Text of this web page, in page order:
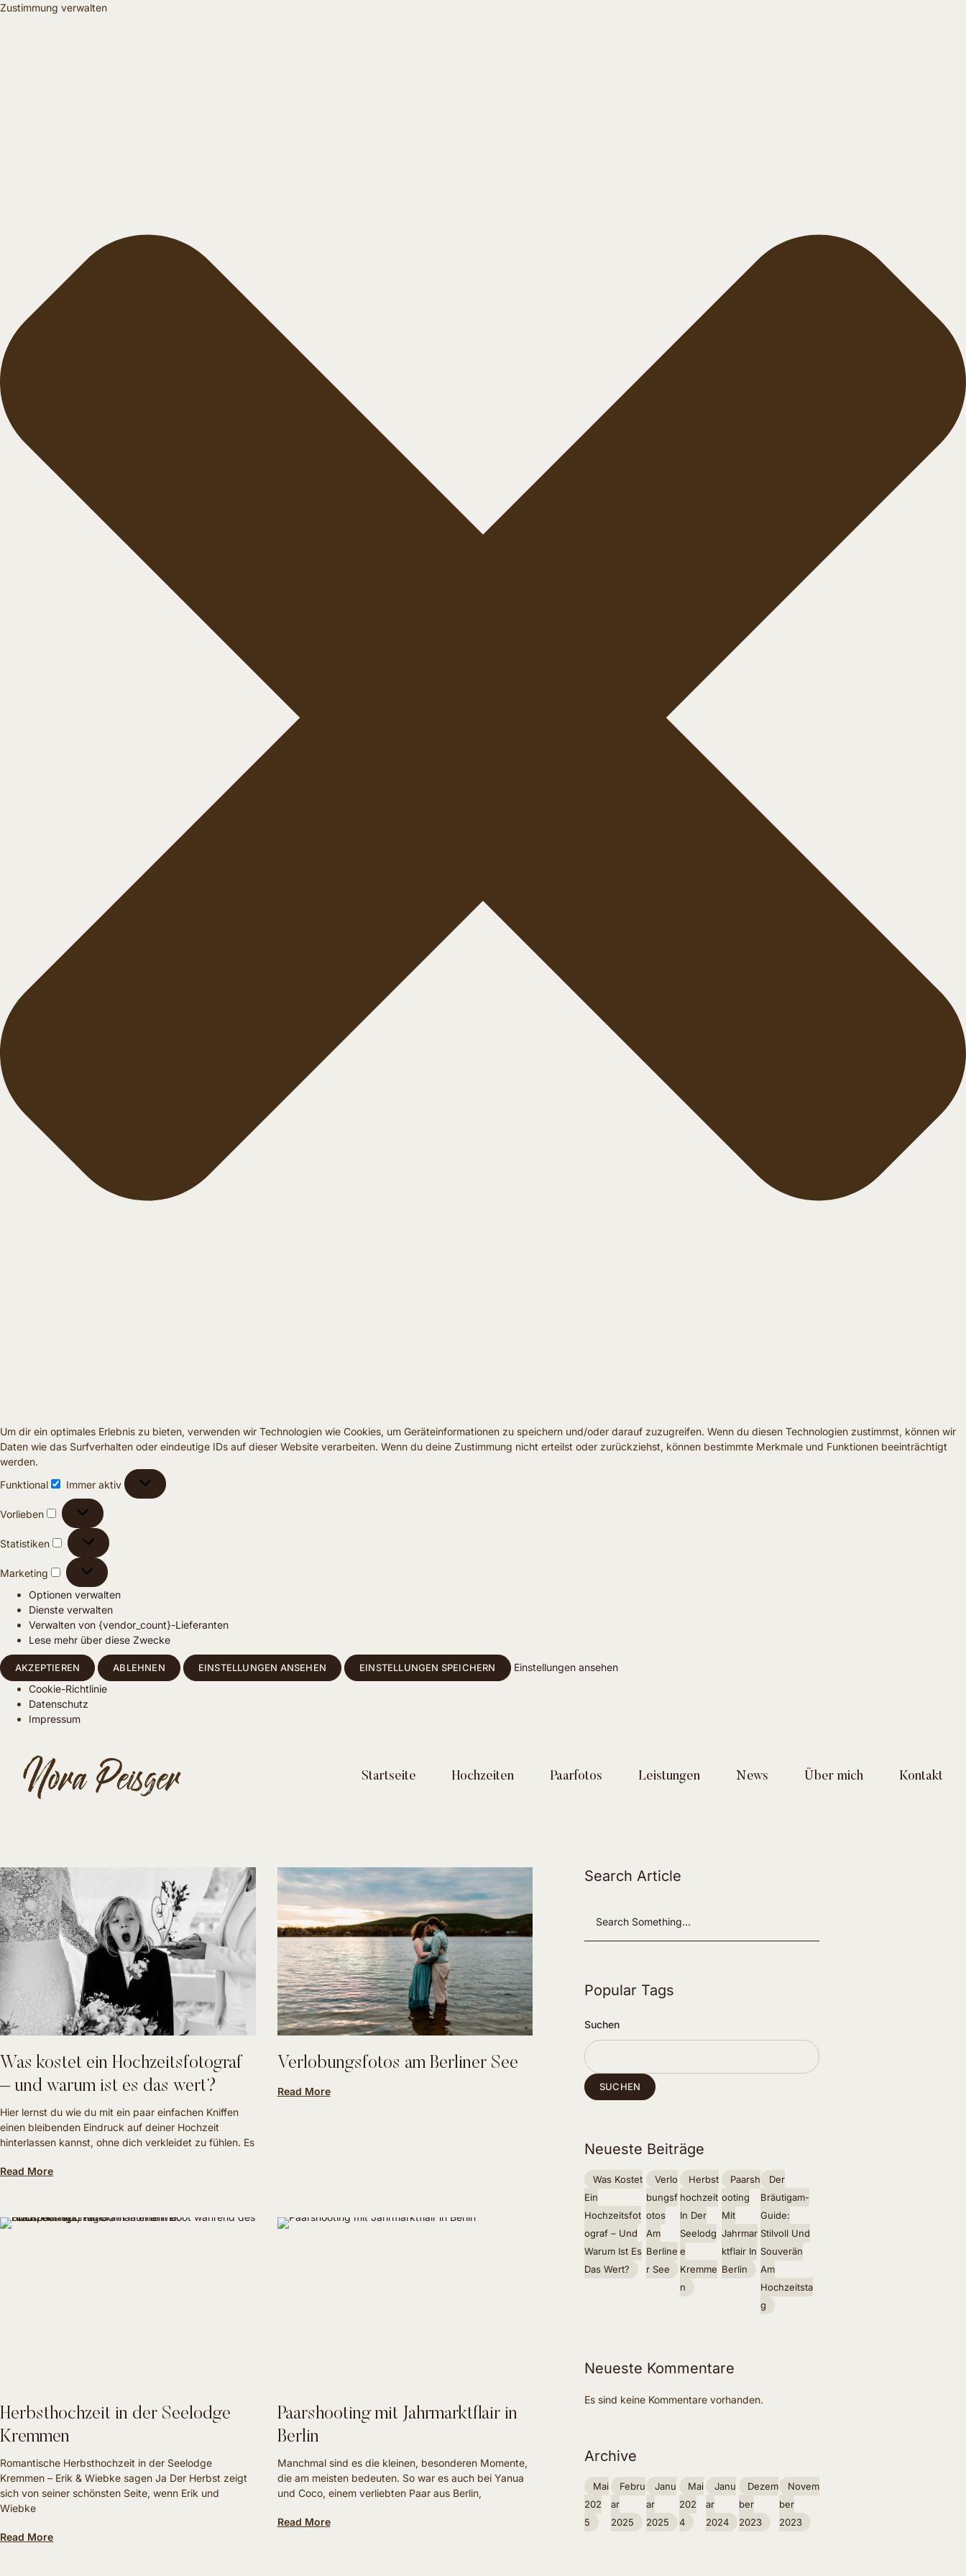
Zustimmung verwalten
Um dir ein optimales Erlebnis zu bieten, verwenden wir Technologien wie Cookies, um Geräteinformationen zu speichern und/oder darauf zuzugreifen. Wenn du diesen Technologien zustimmst, können wir
Daten wie das Surfverhalten oder eindeutige IDs auf dieser Website verarbeiten. Wenn du deine Zustimmung nicht erteilst oder zurückziehst, können bestimmte Merkmale und Funktionen beeinträchtigt
werden.
Funktional
Immer aktiv
Vorlieben
Statistiken
Marketing
Optionen verwalten
Dienste verwalten
Verwalten von {vendor_count}-Lieferanten
Lese mehr über diese Zwecke
AKZEPTIEREN ABLEHNEN EINSTELLUNGEN ANSEHEN EINSTELLUNGEN SPEICHERN
Einstellungen ansehen
Cookie-Richtlinie
Datenschutz
Impressum
Startseite Hochzeiten Paarfotos Leistungen News Über mich Kontakt
Was kostet ein Hochzeitsfotograf
– und warum ist es das wert?
Hier lernst du wie du mit ein paar einfachen Kniffen
einen bleibenden Eindruck auf deiner Hochzeit
hinterlassen kannst, ohne dich verkleidet zu fühlen. Es
Read More
Verlobungsfotos am Berliner See
Read More
Herbsthochzeit in der Seelodge
Kremmen
Romantische Herbsthochzeit in der Seelodge
Kremmen – Erik & Wiebke sagen Ja Der Herbst zeigt
sich von seiner schönsten Seite, wenn Erik und
Wiebke
Read More
Paarshooting mit Jahrmarktflair in
Berlin
Manchmal sind es die kleinen, besonderen Momente,
die am meisten bedeuten. So war es auch bei Yanua
und Coco, einem verliebten Paar aus Berlin,
Read More
Search Article
Popular Tags
Suchen
SUCHEN
Neueste Beiträge
Was Kostet
Ein
Hochzeitsfot
Ograf – Und
Warum Ist Es
Das Wert?
Verlo
Bungsf
Otos
Am
Berline
R See
Herbst
Hochzeit
In Der
Seelodg
E
Kremme
N
Paarsh
Ooting
Mit
Jahrmar
Ktflair In
Berlin
Der
Bräutigam-
Guide:
Stilvoll Und
Souverän
Am
Hochzeitsta
G
Neueste Kommentare
Es sind keine Kommentare vorhanden.
Archive
Mai
202
5
Febru
Ar
2025
Janu
Ar
2025
Mai
202
4
Janu
Ar
2024
Dezem
Ber
2023
Novem
Ber
2023